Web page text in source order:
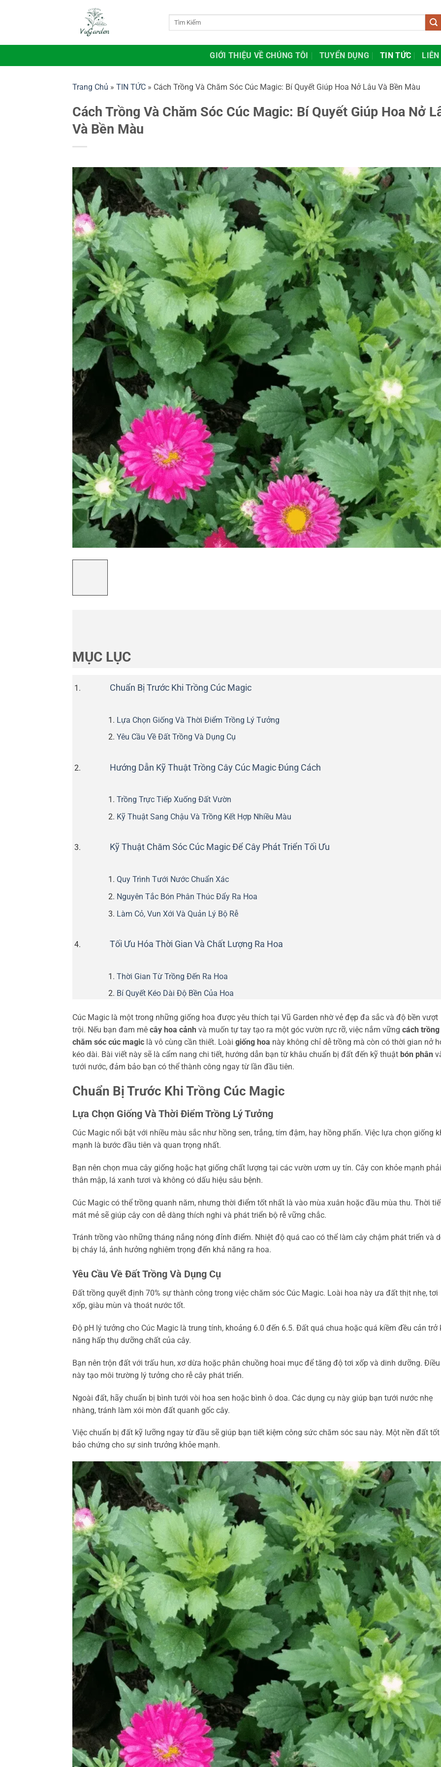
dung
GIỚI THIỆU VỀ CHÚNG TÔI TUYỂN DỤNG TIN TỨC LIÊN
Trang Chủ » TIN TỨC » Cách Trồng Và Chăm Sóc Cúc Magic: Bí Quyết Giúp Hoa Nở Lâu Và Bền Màu
Cách Trồng Và Chăm Sóc Cúc Magic: Bí Quyết Giúp Hoa Nở
Và Bền Màu
MỤC LỤC
Chuẩn Bị Trước Khi Trồng Cúc Magic
Lựa Chọn Giống Và Thời Điểm Trồng Lý Tưởng
Yêu Cầu Về Đất Trồng Và Dụng Cụ
Hướng Dẫn Kỹ Thuật Trồng Cây Cúc Magic Đúng Cách
Trồng Trực Tiếp Xuống Đất Vườn
Kỹ Thuật Sang Chậu Và Trồng Kết Hợp Nhiều Màu
Kỹ Thuật Chăm Sóc Cúc Magic Để Cây Phát Triển Tối Ưu
Quy Trình Tưới Nước Chuẩn Xác
Nguyên Tắc Bón Phân Thúc Đẩy Ra Hoa
Làm Cỏ, Vun Xới Và Quản Lý Bộ Rễ
Tối Ưu Hóa Thời Gian Và Chất Lượng Ra Hoa
Thời Gian Từ Trồng Đến Ra Hoa
Bí Quyết Kéo Dài Độ Bền Của Hoa
Cúc Magic là một trong những giống hoa được yêu thích tại Vũ Garden nhờ vẻ đẹp đa sắc và độ bền vượt
trội. Nếu bạn đam mê cây hoa cảnh và muốn tự tay tạo ra một góc vườn rực rỡ, việc nắm vững cách trồng
chăm sóc cúc magic là vô cùng cần thiết. Loài giống hoa này không chỉ dễ trồng mà còn có thời gian nở
kéo dài. Bài viết này sẽ là cẩm nang chi tiết, hướng dẫn bạn từ khâu chuẩn bị đất đến kỹ thuật bón phân
tưới nước, đảm bảo bạn có thể thành công ngay từ lần đầu tiên.
Chuẩn Bị Trước Khi Trồng Cúc Magic
Lựa Chọn Giống Và Thời Điểm Trồng Lý Tưởng
Cúc Magic nổi bật với nhiều màu sắc như hồng sen, trắng, tím đậm, hay hồng phấn. Việc lựa chọn giống
mạnh là bước đầu tiên và quan trọng nhất.
Bạn nên chọn mua cây giống hoặc hạt giống chất lượng tại các vườn ươm uy tín. Cây con khỏe mạnh
thân mập, lá xanh tươi và không có dấu hiệu sâu bệnh.
Cúc Magic có thể trồng quanh năm, nhưng thời điểm tốt nhất là vào mùa xuân hoặc đầu mùa thu. Thời
mát mẻ sẽ giúp cây con dễ dàng thích nghi và phát triển bộ rễ vững chắc.
Tránh trồng vào những tháng nắng nóng đỉnh điểm. Nhiệt độ quá cao có thể làm cây chậm phát triển và
bị cháy lá, ảnh hưởng nghiêm trọng đến khả năng ra hoa.
Yêu Cầu Về Đất Trồng Và Dụng Cụ
Đất trồng quyết định 70% sự thành công trong việc chăm sóc Cúc Magic. Loài hoa này ưa đất thịt nhẹ, tơi
xốp, giàu mùn và thoát nước tốt.
Độ pH lý tưởng cho Cúc Magic là trung tính, khoảng 6.0 đến 6.5. Đất quá chua hoặc quá kiềm đều cản trở
năng hấp thụ dưỡng chất của cây.
Bạn nên trộn đất với trấu hun, xơ dừa hoặc phân chuồng hoai mục để tăng độ tơi xốp và dinh dưỡng. Điều
này tạo môi trường lý tưởng cho rễ cây phát triển.
Ngoài đất, hãy chuẩn bị bình tưới vòi hoa sen hoặc bình ô doa. Các dụng cụ này giúp bạn tưới nước nhẹ
nhàng, tránh làm xói mòn đất quanh gốc cây.
Việc chuẩn bị đất kỹ lưỡng ngay từ đầu sẽ giúp bạn tiết kiệm công sức chăm sóc sau này. Một nền đất tốt
bảo chứng cho sự sinh trưởng khỏe mạnh.